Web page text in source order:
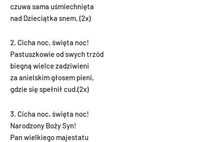
czuwa sama uśmiechnięta
nad Dzieciątka snem. (2x)
2. Cicha noc, święta noc!
Pastuszkowie od swych trzód
biegną wielce zadziwieni
za anielskim głosem pieni,
gdzie się spełnił cud.(2x)
3. Cicha noc, święta noc!
Narodzony Boży Syn!
Pan wielkiego majestatu